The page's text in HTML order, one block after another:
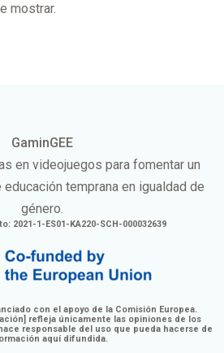
mostrar.
GaminGEE
en videojuegos para fomentar un
temprana en igualdad de
género.
2021-1-ES01-KA220-SCH-000032639
con el apoyo de la Comisión Europea.
refleja únicamente las opiniones de los
responsable del uso que pueda hacerse de
aquí difundida.